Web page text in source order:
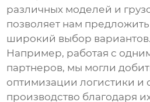
различных моделей и
позволяет нам
широкий выбор вариантов.
Например, работая с
партнеров, мы могли
оптимизации логистики и
производство благодаря